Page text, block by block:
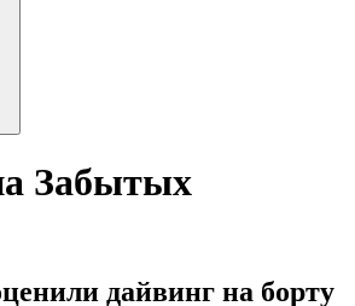
Забытых
дайвинг на борту